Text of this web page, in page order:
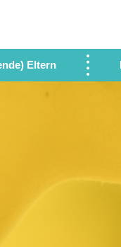
Eltern